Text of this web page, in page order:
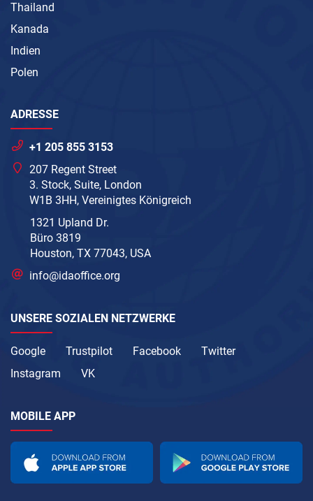
Thailand
Kanada
Indien
Polen
ADRESSE
+1 205 855 3153
207 Regent Street
3. Stock, Suite, London
W1B 3HH, Vereinigtes Königreich
1321 Upland Dr.
Büro 3819
Houston, TX 77043, USA
info@idaoffice.org
UNSERE SOZIALEN NETZWERKE
Google Trustpilot Facebook
Twitter
Instagram
VK
MOBILE APP